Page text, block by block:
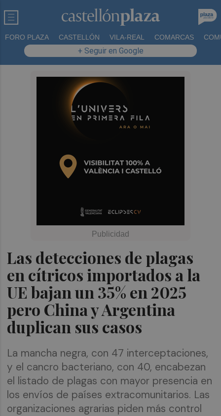
FORO PLAZA CASTELLÓN VILA-REAL COMARCAS
+ Seguir en Google
Las detecciones de plagas
en cítricos importados a la
UE bajan un 35% en 2025
pero China y Argentina
duplican sus casos
La mancha negra, con 47 interceptaciones,
y el cancro bacteriano, con 40, encabezan
el listado de plagas con mayor presencia en
los envíos de países extracomunitarios. Las
organizaciones agrarias piden más control